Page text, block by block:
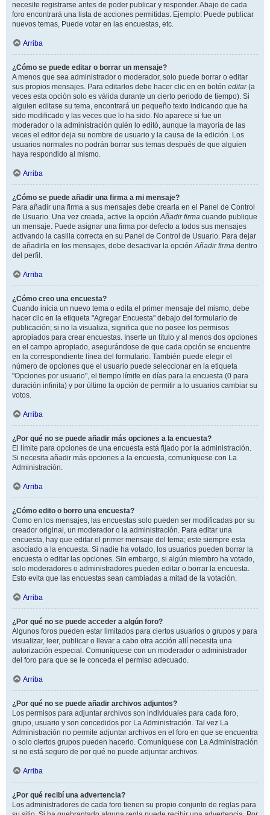
necesite registrarse antes de poder publicar y responder. Abajo de cada
foro encontrará una lista de acciones permitidas. Ejemplo: Puede publicar
nuevos temas, Puede votar en las encuestas, etc.
Arriba
¿Cómo se puede editar o borrar un mensaje?
A menos que sea administrador o moderador, solo puede borrar o editar
sus propios mensajes. Para editarlos debe hacer clic en en botón editar(a
veces esta opción solo es válida durante un cierto periodo de tiempo). Si
alguien editase su tema, encontrará un pequeño texto indicando que ha
sido modificado y las veces que lo ha sido. No aparece si fue un
moderador o la administración quién lo editó, aunque la mayoría de las
veces el editor deja su nombre de usuario y la causa de la edición. Los
usuarios normales no podrán borrar sus temas después de que alguien
haya respondido al mismo.
Arriba
¿Cómo se puede añadir una firma a mi mensaje?
Para añadir una firma a sus mensajes debe crearla en el Panel de Control
de Usuario. Una vez creada, active la opciónAñadir firma cuando publique
un mensaje. Puede asignar una firma por defecto a todos sus mensajes
activando la casilla correcta en su Panel de Control de Usuario. Para dejar
de añadirla en los mensajes, debe desactivar la opciónAñadir firma dentro
del perfil.
Arriba
¿Cómo creo una encuesta?
Cuando inicia un nuevo tema o edita el primer mensaje del mismo, debe
hacer clic en la etiqueta "Agregar Encuesta" debajo del formulario de
publicación; si no la visualiza, significa que no posee los permisos
apropiados para crear encuestas. Inserte un título y al menos dos opciones
en el campo apropiado, asegurándose de que cada opción se encuentre
en la correspondiente línea del formulario. También puede elegir el
número de opciones que el usuario puede seleccionar en la etiqueta
"Opciones por usuario", el tiempo límite en días para la encuesta (0 para
duración infinita) y por último la opción de permitir a lo usuarios cambiar su
votos.
Arriba
¿Por qué no se puede añadir más opciones a la encuesta?
El límite para opciones de una encuesta está fijado por la administración.
Si necesita añadir más opciones a la encuesta, comuníquese con La
Administración.
Arriba
¿Cómo edito o borro una encuesta?
Como en los mensajes, las encuestas solo pueden ser modificadas por su
creador original, un moderador o la administración. Para editar una
encuesta, hay que editar el primer mensaje del tema; este siempre esta
asociado a la encuesta. Si nadie ha votado, los usuarios pueden borrar la
encuesta o editar las opciones. Sin embargo, si algún miembro ha votado,
solo moderadores o administradores pueden editar o borrar la encuesta.
Esto evita que las encuestas sean cambiadas a mitad de la votación.
Arriba
¿Por qué no se puede acceder a algún foro?
Algunos foros pueden estar limitados para ciertos usuarios o grupos y para
visualizar, leer, publicar o llevar a cabo otra acción allí necesita una
autorización especial. Comuníquese con un moderador o administrador
del foro para que se le conceda el permiso adecuado.
Arriba
¿Por qué no se puede añadir archivos adjuntos?
Los permisos para adjuntar archivos son individuales para cada foro,
grupo, usuario y son concedidos por La Administración. Tal vez La
Administración no permite adjuntar archivos en el foro en que se encuentra
o solo ciertos grupos pueden hacerlo. Comuníquese con La Administración
si no está seguro de por qué no puede adjuntar archivos.
Arriba
¿Por qué recibí una advertencia?
Los administradores de cada foro tienen su propio conjunto de reglas para